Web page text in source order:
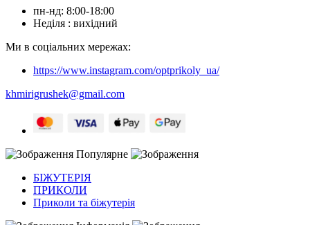
пн-нд: 8:00-18:00
Неділя : вихідний
Ми в соціальних мережах:
https://www.instagram.com/optprikoly_ua/
khmirigrushek@gmail.com
Популярне
БІЖУТЕРІЯ
ПРИКОЛИ
Приколи та біжутерія